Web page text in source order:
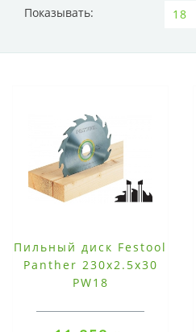
Показывать:
Пильный диск Festool
Panther 230x2.5x30
PW18